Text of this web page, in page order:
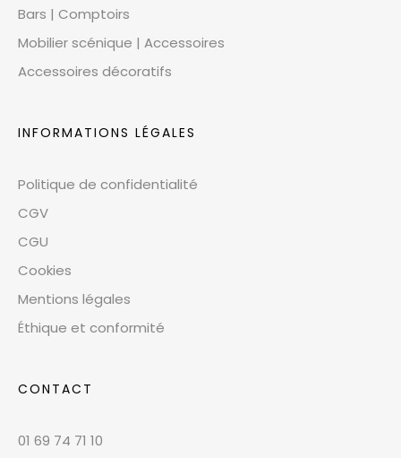
Bars | Comptoirs
Mobilier scénique | Accessoires
Accessoires décoratifs
INFORMATIONS LÉGALES
Politique de confidentialité
CGV
CGU
Cookies
Mentions légales
Éthique et conformité
CONTACT
01 69 74 71 10